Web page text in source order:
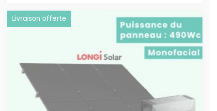
Livraison offerte